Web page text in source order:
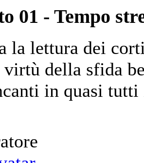
01 - Tempo
la lettura dei
virtù della sfida
in quasi